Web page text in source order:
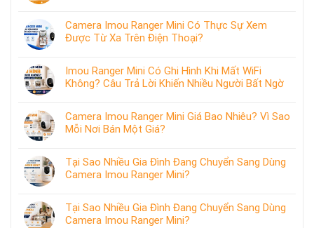
Camera Imou Ranger Mini Có Thực Sự Xem
Được Từ Xa Trên Điện Thoại?
Imou Ranger Mini Có Ghi Hình Khi Mất WiFi
Không? Câu Trả Lời Khiến Nhiều Người Bất Ngờ
Camera Imou Ranger Mini Giá Bao Nhiêu? Vì Sao
Mỗi Nơi Bán Một Giá?
Tại Sao Nhiều Gia Đình Đang Chuyển Sang Dùng
Camera Imou Ranger Mini?
Tại Sao Nhiều Gia Đình Đang Chuyển Sang Dùng
Camera Imou Ranger Mini?